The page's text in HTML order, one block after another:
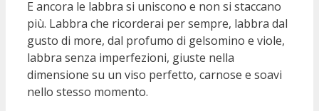
E ancora le labbra si uniscono e non si staccano
più. Labbra che ricorderai per sempre, labbra dal
gusto di more, dal profumo di gelsomino e viole,
labbra senza imperfezioni, giuste nella
dimensione su un viso perfetto, carnose e soavi
nello stesso momento.